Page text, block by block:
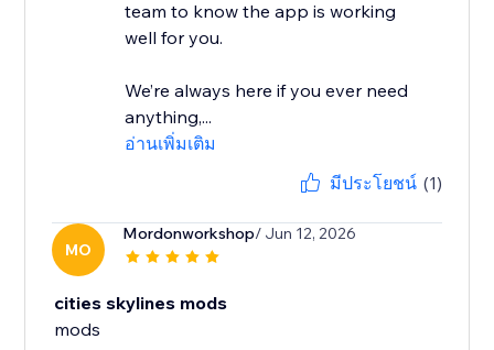
team to know the app is working
well for you.
We’re always here if you ever need
anything,...
อ่านเพิ่มเติม
มีประโยชน์ (1)
MO
Mordonworkshop/ Jun 12, 2026
cities skylines mods
mods